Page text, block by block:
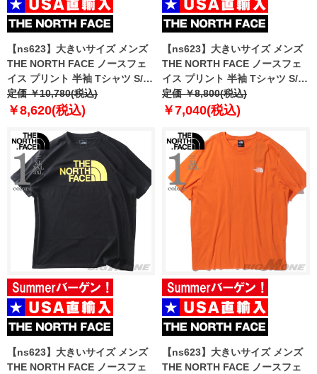
【ns623】大きいサイズ メンズ
THE NORTH FACE ノースフェ
イス プリント 半袖 Tシャツ S/S
CROWN SHYNESS TEE USA直
輸入 nf0a8b0c-dyy
定価 ￥10,780(税込)
￥8,620(税込)
【ns623】大きいサイズ メンズ
THE NORTH FACE ノースフェ
イス プリント 半袖 Tシャツ S/S
HALF DOME TEE USA直輸入
nf0a812m-5id
定価 ￥8,800(税込)
￥7,040(税込)
【ns623】大きいサイズ メンズ
THE NORTH FACE ノースフェ
【ns623】大きいサイズ メンズ
THE NORTH FACE ノースフェ